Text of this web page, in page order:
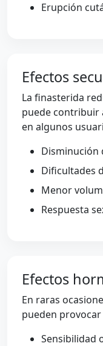
Erupción
Efectos
La finasterida
puede contribuir
en algunos
Disminución
Dificultades
Menor
Respuesta
Efectos
En raras
pueden
Sensibilidad